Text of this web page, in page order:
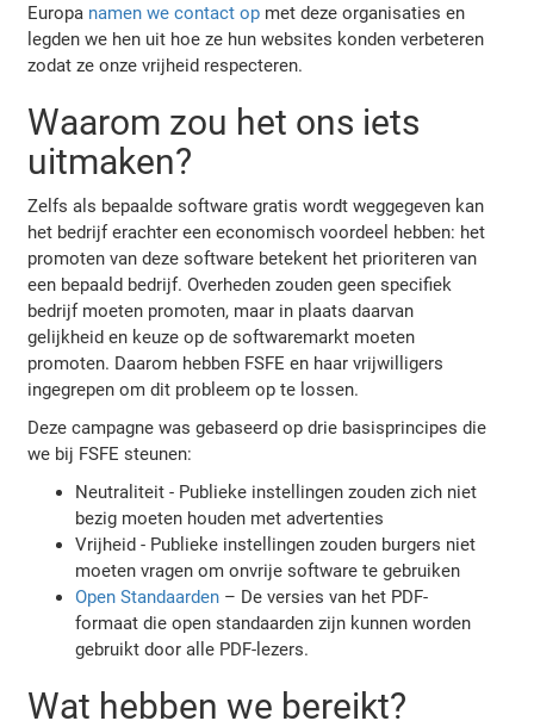
Europa namen we contact op met deze organisaties en
legden we hen uit hoe ze hun websites konden verbeteren
zodat ze onze vrijheid respecteren.
Waarom zou het ons iets
uitmaken?
Zelfs als bepaalde software gratis wordt weggegeven kan
het bedrijf erachter een economisch voordeel hebben: het
promoten van deze software betekent het prioriteren van
een bepaald bedrijf. Overheden zouden geen specifiek
bedrijf moeten promoten, maar in plaats daarvan
gelijkheid en keuze op de softwaremarkt moeten
promoten. Daarom hebben FSFE en haar vrijwilligers
ingegrepen om dit probleem op te lossen.
Deze campagne was gebaseerd op drie basisprincipes die
we bij FSFE steunen:
Neutraliteit - Publieke instellingen zouden zich niet
bezig moeten houden met advertenties
Vrijheid - Publieke instellingen zouden burgers niet
moeten vragen om onvrije software te gebruiken
Open Standaarden – De versies van het PDF-
formaat die open standaarden zijn kunnen worden
gebruikt door alle PDF-lezers.
Wat hebben we bereikt?